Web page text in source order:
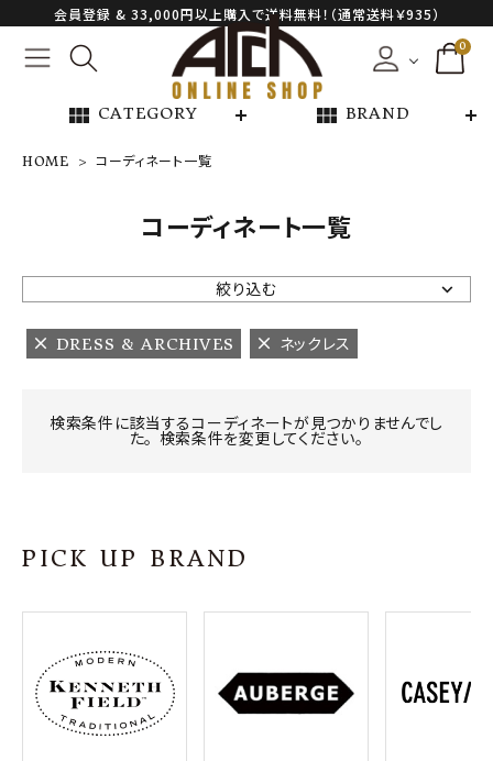
会員登録 & 33,000円以上購入で送料無料！（通常送料￥935）
0
view_module CATEGORY view_module BRAND
NEW ARRIVAL
ARCH EXCLUSIVE
BRAND
INFORMATION
ご利用ガイド
プライバシーポリシー
特定商取引法について
お問い合わせ
HOME コーディネート一覧
コーディネート一覧
絞り込む
DRESS & ARCHIVES ネックレス
検索条件に該当するコーディネートが見つかりませんでし
た。 検索条件を変更してください。
PICK UP BRAND